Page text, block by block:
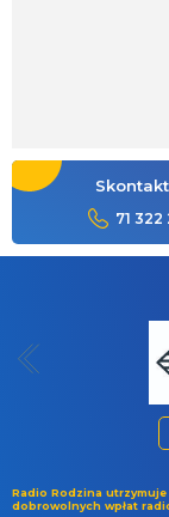
71 322
Radio Rodzina utrzymuje
dobrowolnych wpłat